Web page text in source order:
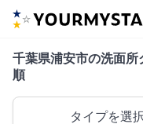
千葉県浦安市の洗面
順
タイプを選